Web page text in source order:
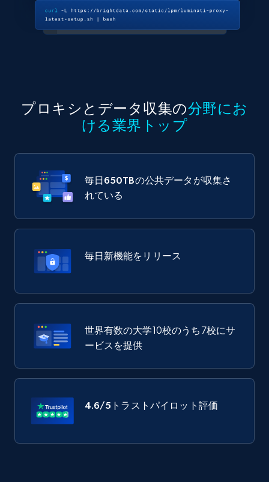
プロキシとデータ収集の分野にお
ける業界トップ
毎日650TBの公共データが収集さ
れている
毎日新機能をリリース
世界有数の大学10校のうち7校にサ
ービスを提供
4.6/5 トラストパイロット評価